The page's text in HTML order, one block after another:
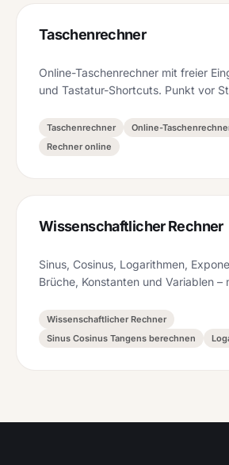
Taschenrechner
Online-Taschenrechner mit freier
und Tastatur-Shortcuts. Punkt vor
Taschenrechner
Online-
Rechner online
Wissenschaftlicher Rechner
Sinus, Cosinus, Logarithmen,
Brüche, Konstanten und Variablen
Wissenschaftlicher Rechner
Sinus Cosinus Tangens berechnen